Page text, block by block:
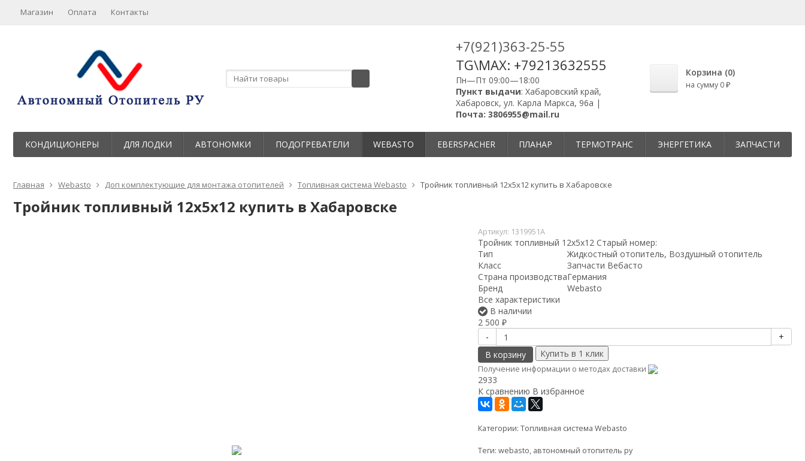
Магазин Оплата Контакты
+7(921)363-25-55
TG\MAX: +79213632555
Пн—Пт 09:00—18:00
Пункт выдачи: Хабаровский край,
Хабаровск, ул. Карла Маркса, 96а |
Почта: 3806955@mail.ru
Корзина (0)
на сумму 0 ₽
КОНДИЦИОНЕРЫ ДЛЯ ЛОДКИ АВТОНОМКИ ПОДОГРЕВАТЕЛИ WEBASTO EBERSPACHER ПЛАНАР ТЕРМОТРАНС ЭНЕРГЕТИКА ЗАПЧАСТИ
Главная Webasto Доп комплектующие для монтажа отопителей Топливная система Webasto Тройник топливный 12х5х12 купить в Хабаровске
Тройник топливный 12х5х12 купить в Хабаровске
Артикул: 1319951A
Тройник топливный 12х5х12 Старый номер:
Тип
Жидкостный отопитель, Воздушный отопитель
Класс
Запчасти Вебасто
Страна производстваГермания
Бренд
Webasto
Все характеристики
В наличии
2 500 ₽
-
+
В корзину
Получение информации о методах доставки
2933
К сравнению В избранное
Категории: Топливная система Webasto
Теги: webasto, автономный отопитель ру